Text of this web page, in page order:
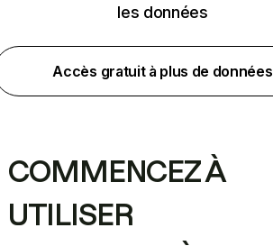
les données
Accès gratuit à plus de données
COMMENCEZ À
UTILISER